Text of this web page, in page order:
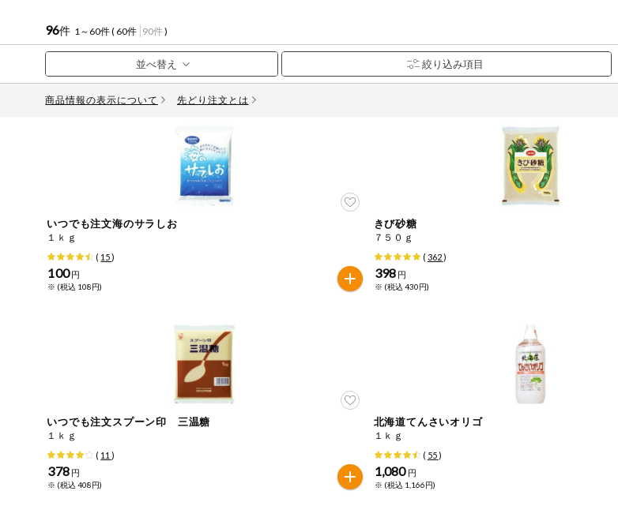
注文番号注文
お気に入り注文
注文履歴注文
人気カテゴリ
食品から探す
自動注文システム登録
パン・ジャム
豆腐・納豆・
こんにゃく
麺類
おやつ
飲料
カテゴリ
特定原材料と特定原材料に準ずるものが含まれていない商品を検索できます。
特定原材料
小麦 落花生 えび
あわび カシューナッツ
ゼラチン マカダミアナッツ
アレルゲン情報は、商品企画時の情報のため、ご使用前には必ず商品パッケージの表示をご確認ください。
特定原材料に準ずるものは、お取引先から情報提供のあった範囲でのお知らせです。
96件 1～60件 ( 60件 90件)
商品情報の表示について 先どり注文とは
いつでも注文海のサラしお
１ｋｇ
( 15)
100 円
※ (税込 108円)
きび砂糖
７５０ｇ
( 362)
398 円
※ (税込 430円)
いつでも注文スプーン印 三温糖
１ｋｇ
( 11 )
378 円
※ (税込 408円)
北海道てんさいオリゴ
１ｋｇ
( 55)
1,080 円
※ (税込 1,166円)